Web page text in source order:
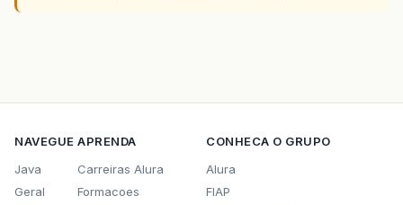
NAVEGUE
Java
Geral
APRENDA
Carreiras Alura
Formacoes
CONHECA O GRUPO
Alura
FIAP